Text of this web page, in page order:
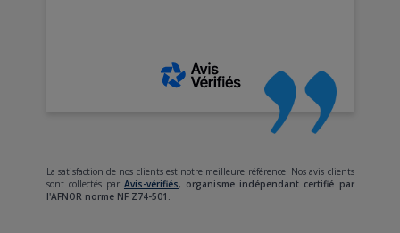
La satisfaction de nos clients est notre meilleure référence. Nos avis clients
sont collectés par Avis-vérifiés, organisme indépendant certifié par
l'AFNOR norme NF Z74-501.